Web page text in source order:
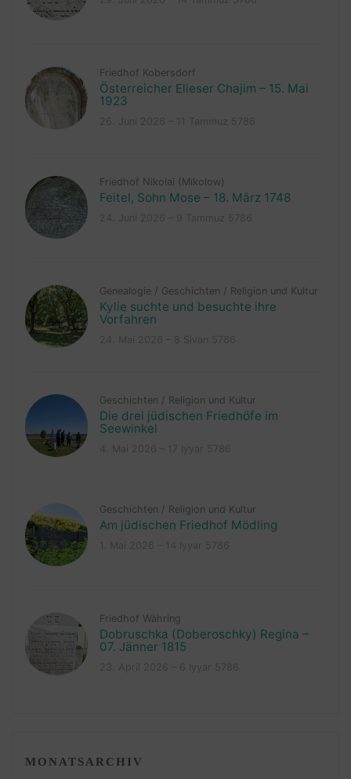
Friedhof Kobersdorf
Österreicher Elieser Chajim – 15. Mai
1923
Friedhof Nikolai (Mikolow)
Feitel, Sohn Mose – 18. März 1748
Genealogie / Geschichten / Religion und Kultur
Kylie suchte und besuchte ihre
Vorfahren
Geschichten / Religion und Kultur
Die drei jüdischen Friedhöfe im
Seewinkel
Geschichten / Religion und Kultur
Am jüdischen Friedhof Mödling
Friedhof Währing
Dobruschka (Doberoschky) Regina –
07. Jänner 1815
MONATSARCHIV